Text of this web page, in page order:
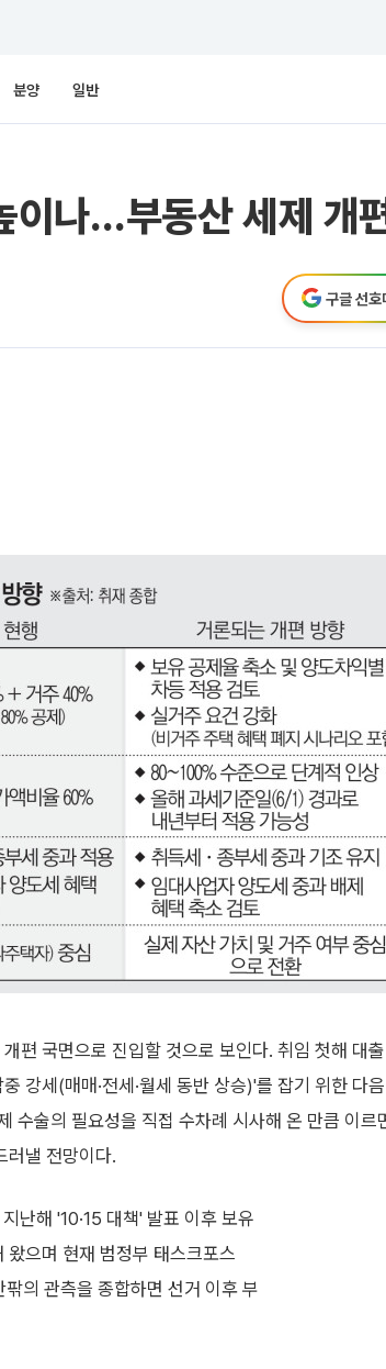
분양 일반
이나…부동산 세제 개
구글 선호
편 국면으로 진입할 것으로 보인다. 취임 첫해 대
강세(매매·전세·월세 동반 상승)'를 잡기 위한 다
수술의 필요성을 직접 수차례 시사해 온 만큼 이르
러낼 전망이다.
난해 '10·15 대책' 발표 이후 보유
으며 현재 범정부 태스크포스
의 관측을 종합하면 선거 이후 부